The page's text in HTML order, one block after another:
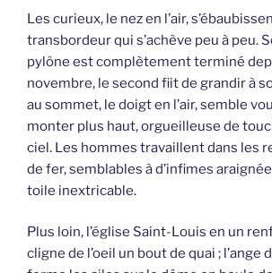
Les curieux, le nez en l’air,
transbordeur qui s’achève peu à peu.
pylône est complètement terminé
novembre, le second fiit de grandir à
au sommet, le doigt en l’air, semble
monter plus haut, orgueilleuse de
ciel. Les hommes travaillent dans les
de fer, semblables à d’infimes
toile inextricable.
Plus loin, l’église Saint-Louis en un
cligne de l’oeil un bout de quai ; l’ange